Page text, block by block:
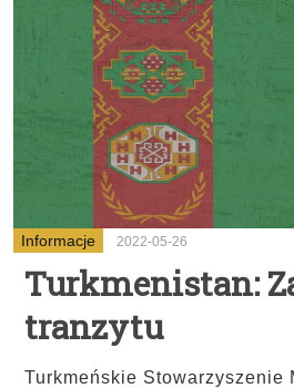
Informacje 2022-05-26
Turkmenistan:
tranzytu
Turkmeńskie Stowarzyszenie